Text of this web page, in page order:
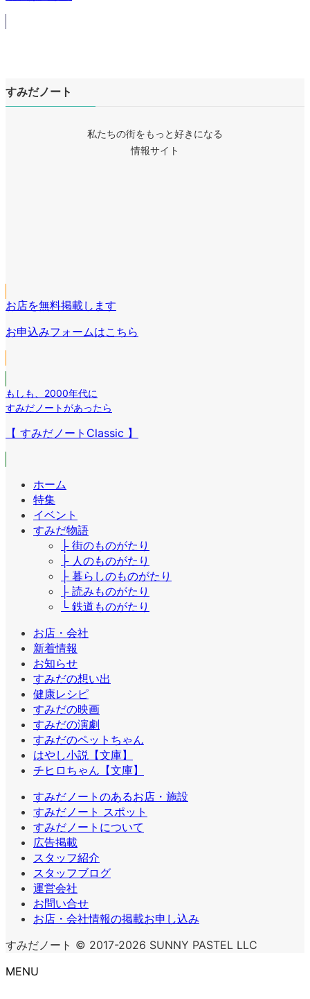
すみだノート
私たちの街をもっと好きになる
情報サイト
リ
ン
ク
ン
リ
ク
ン
ン
ク
お店を無料掲載します
お申込みフォームはこちら
もしも
2000年代に
すみだノートがあったら
【 すみだノートClassic 】
ホーム
特集
イベント
すみだ物語
├ 街のものがたり
├ 人のものがたり
├ 暮らしのものがたり
├ 読みものがたり
└ 鉄道ものがたり
お店・会社
新着情報
お知らせ
すみだの想い出
健康レシピ
すみだの映画
すみだの演劇
すみだのペットちゃん
はやし小説【文庫】
チヒロちゃん【文庫】
すみだノートのあるお店・施設
すみだノート スポット
すみだノートについて
広告掲載
スタッフ紹介
スタッフブログ
運営会社
お問い合せ
お店・会社情報の掲載お申し込み
すみだノート © 2017-2026 SUNNY PASTEL LLC
MENU